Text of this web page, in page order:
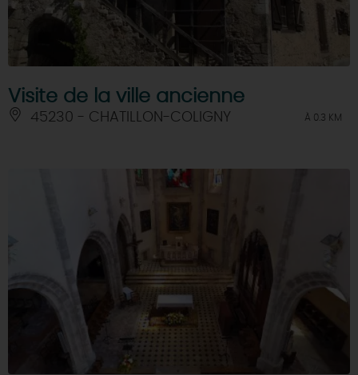
Visite de la ville ancienne
45230 - CHATILLON-COLIGNY À 0.3 KM